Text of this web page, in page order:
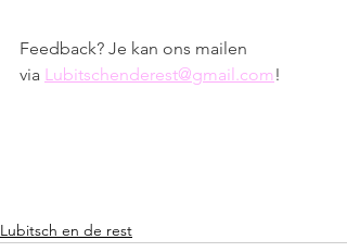
Feedback? Je kan ons mailen
via Lubitschenderest@gmail.com!
Lubitsch en de rest